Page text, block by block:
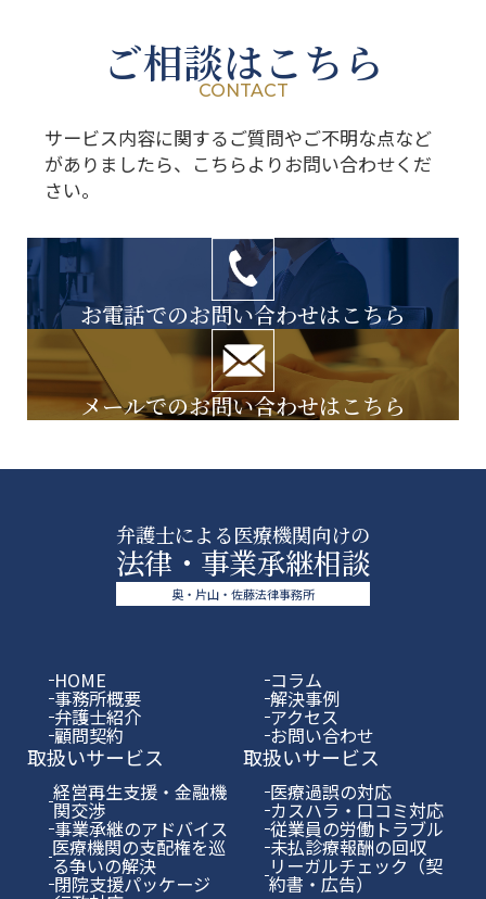
ご相談はこちら
CONTACT
サービス内容に関するご質問やご不明な点など
がありましたら、こちらよりお問い合わせくだ
さい。
お電話でのお問い合わせはこちら
メールでのお問い合わせはこちら
弁護士による医療機関向けの
法律・事業承継相談
奥・片山・佐藤法律事務所
HOME
事務所概要
弁護士紹介
顧問契約
コラム
解決事例
アクセス
お問い合わせ
取扱いサービス
経営再生支援・金融機
関交渉
事業承継のアドバイス
医療機関の支配権を巡
る争いの解決
閉院支援パッケージ
取扱いサービス
医療過誤の対応
カスハラ・口コミ対応
従業員の労働トラブル
未払診療報酬の回収
リーガルチェック（契
約書・広告）